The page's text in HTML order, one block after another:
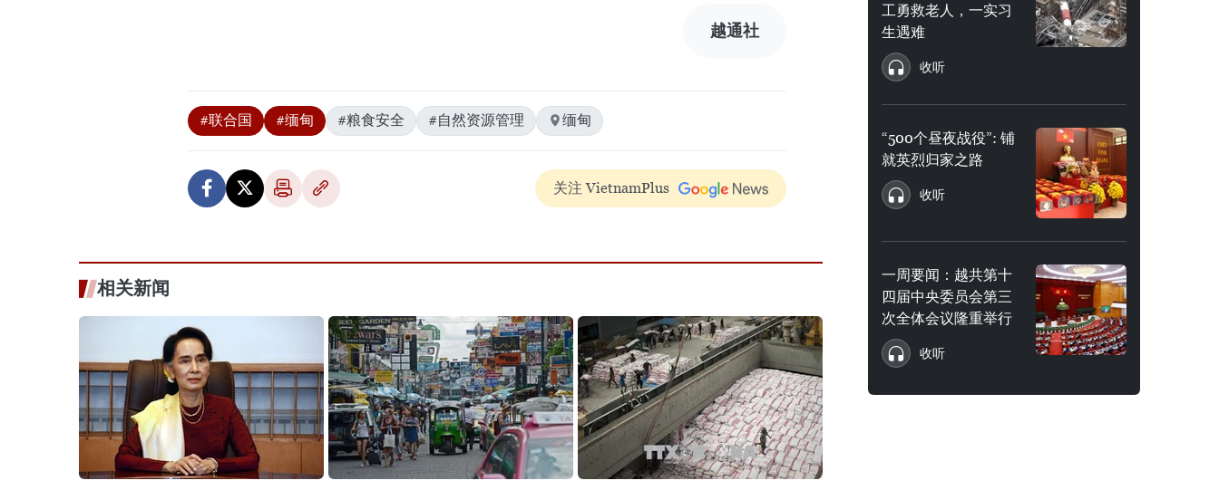
越通社
#联合国 #缅甸 #粮食安全 #自然资源管理 缅甸
关注 VietnamPlus
相关新闻
工勇救老人，一实习
生遇难
收听
“500个昼夜战役”: 铺
就英烈归家之路
收听
一周要闻：越共第十
四届中央委员会第三
次全体会议隆重举行
收听